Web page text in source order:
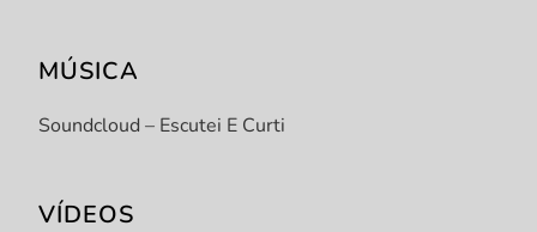
MÚSICA
Soundcloud – Escutei E Curti
VÍDEOS